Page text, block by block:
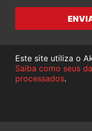
Este site utiliza o
Saiba como seus
processados.